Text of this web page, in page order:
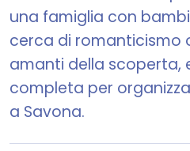
una famiglia con
cerca di romanticismo
amanti della scoperta,
completa per
a Savona.